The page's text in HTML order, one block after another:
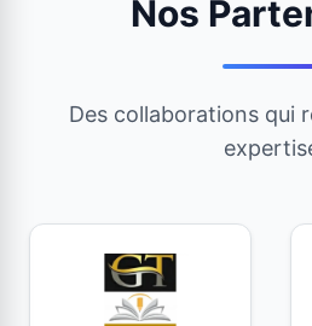
Nos
Des collaborations qui